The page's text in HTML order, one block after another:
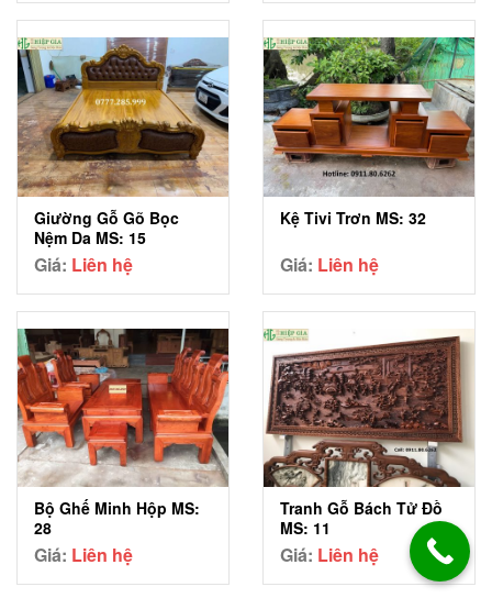
Giường Gỗ Gõ Bọc
Nệm Da MS: 15
Giá: Liên hệ
Kệ Tivi Trơn MS: 32
Giá: Liên hệ
Bộ Ghế Minh Hộp MS:
28
Giá: Liên hệ
Tranh Gỗ Bách Tử Đồ
MS: 11
Giá: Liên hệ